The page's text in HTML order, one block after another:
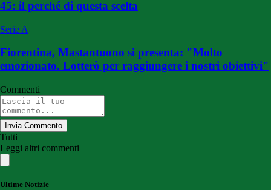
45: il perché di questa scelta
Serie A
Fiorentina, Mastantuono si presenta: "Molto
emozionato. Lotterò per raggiungere i nostri obiettivi"
Commenti
Invia Commento
Tutti
Leggi altri commenti
Ultime Notizie